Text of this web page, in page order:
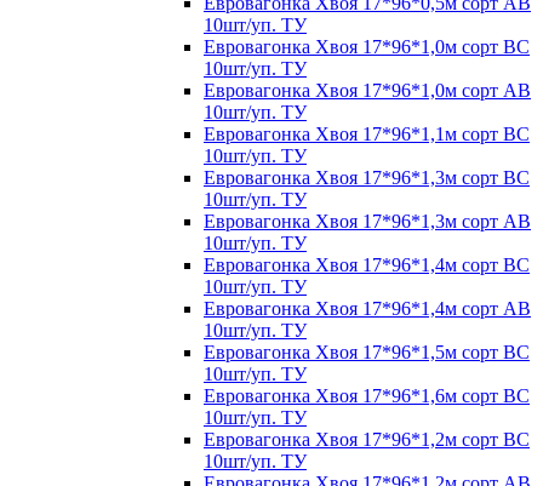
10шт/уп. ТУ
Евровагонка Хвоя 17*96*1,0м сорт ВС
10шт/уп. ТУ
Евровагонка Хвоя 17*96*1,0м сорт АВ
10шт/уп. ТУ
Евровагонка Хвоя 17*96*1,1м сорт ВС
10шт/уп. ТУ
Евровагонка Хвоя 17*96*1,3м сорт ВС
10шт/уп. ТУ
Евровагонка Хвоя 17*96*1,3м сорт АВ
10шт/уп. ТУ
Евровагонка Хвоя 17*96*1,4м сорт ВС
10шт/уп. ТУ
Евровагонка Хвоя 17*96*1,4м сорт АВ
10шт/уп. ТУ
Евровагонка Хвоя 17*96*1,5м сорт ВС
10шт/уп. ТУ
Евровагонка Хвоя 17*96*1,6м сорт ВС
10шт/уп. ТУ
Евровагонка Хвоя 17*96*1,2м сорт ВС
10шт/уп. ТУ